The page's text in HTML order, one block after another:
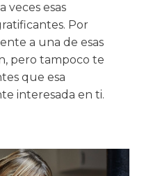
veces esas
Por
a una de esas
pero tampoco te
que esa
interesada en ti.